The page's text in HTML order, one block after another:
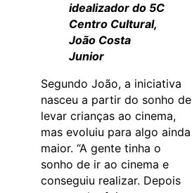
idealizador do 5C
Centro Cultural,
João Costa
Junior
Segundo João, a iniciativa
nasceu a partir do sonho de
levar crianças ao cinema,
mas evoluiu para algo ainda
maior. “A gente tinha o
sonho de ir ao cinema e
conseguiu realizar. Depois